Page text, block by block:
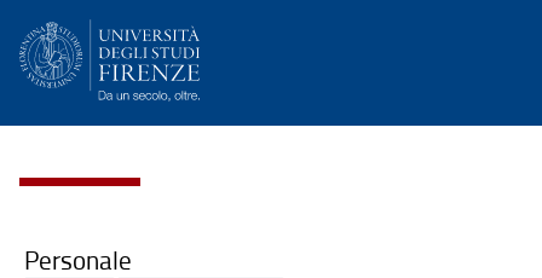
Personale